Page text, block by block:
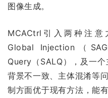
图像生成。
MCACtrl引入两种注意
Global Injection（
Query（SALQ），及一
背景不一致、主体混淆等
制方面优于现有方法，能